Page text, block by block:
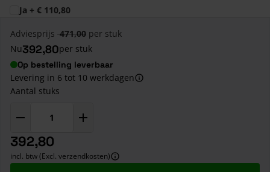
Ja + € 110,80
Adviesprijs 471,00 per stuk
Nu392,80per stuk
Op bestelling leverbaar
Levering in 6 tot 10 werkdagen
Aantal stuks
392,80
incl. btw (Excl. verzendkosten)